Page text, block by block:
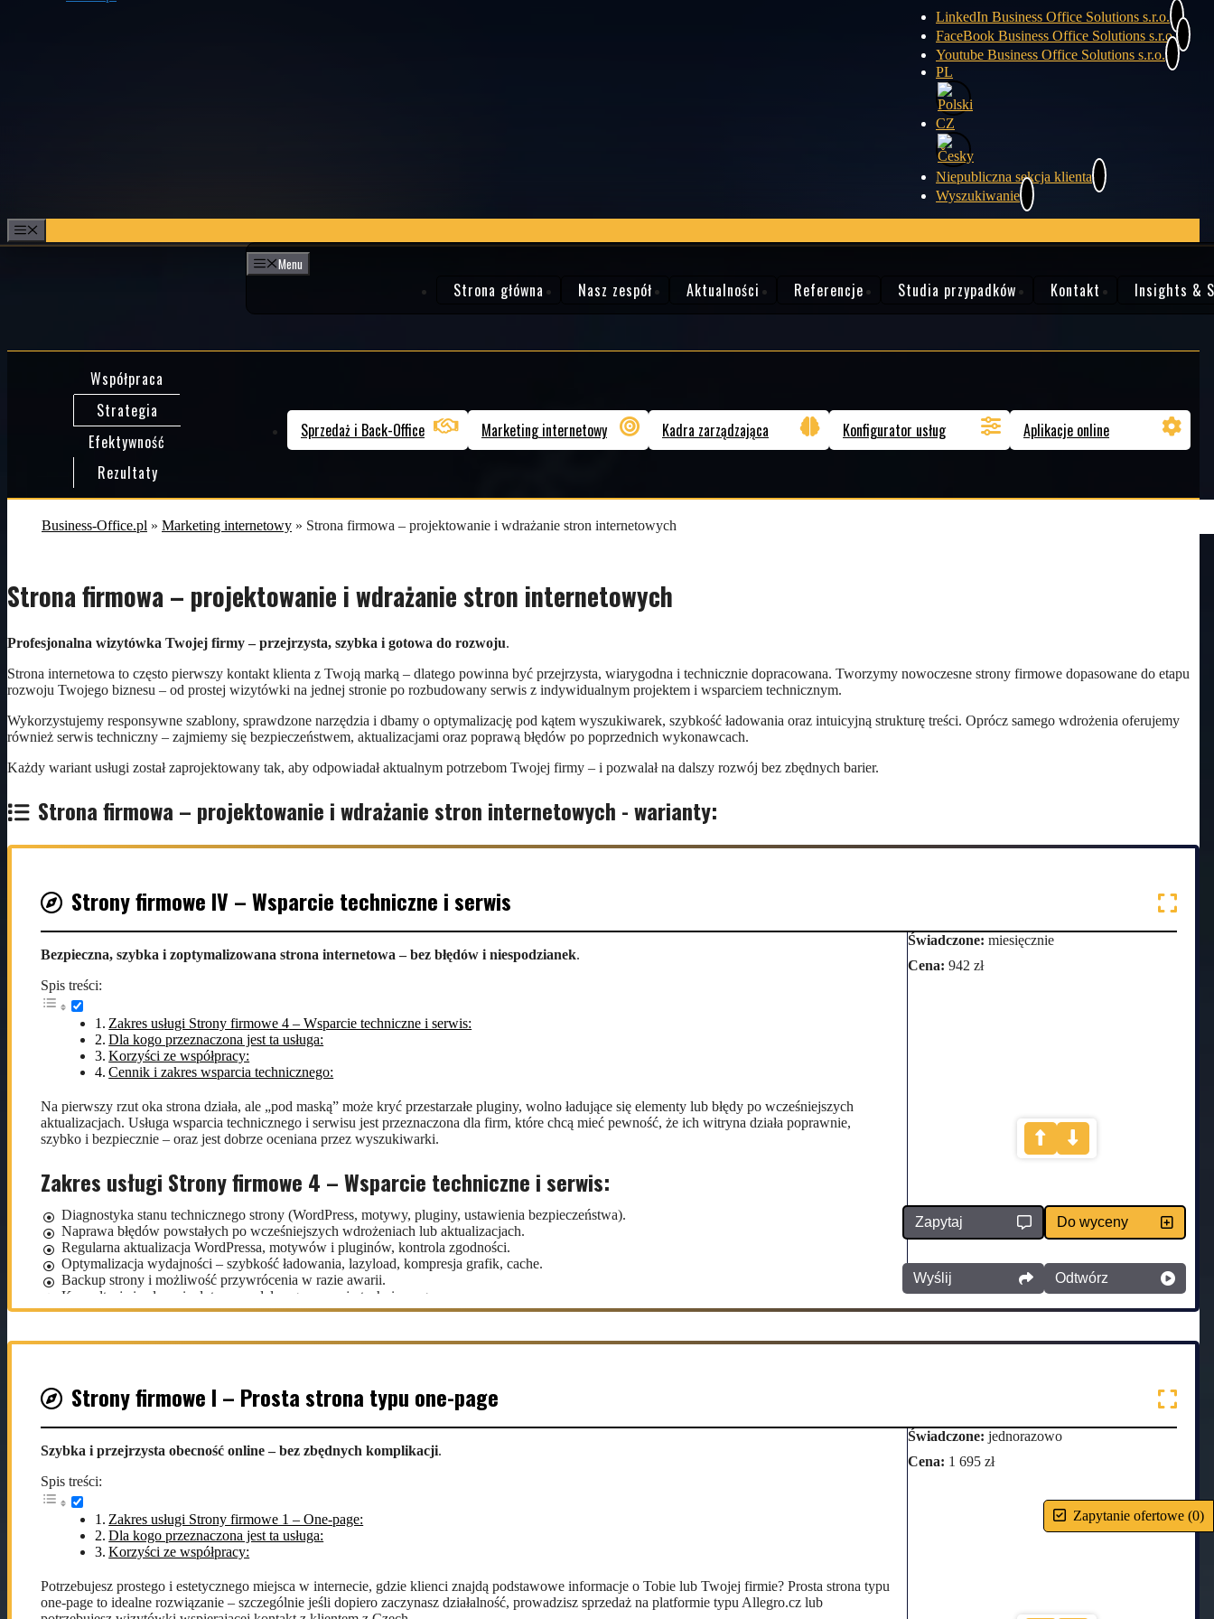
LinkedIn Business Office Solutions s.r.o.
FaceBook Business Office Solutions s.r.o.
Youtube Business Office Solutions s.r.o.
PL
CZ
Niepubliczna sekcja klienta
Wyszukiwanie
Menu
Strona główna Nasz zespół Aktualności Referencje Studia przypadków Kontakt Insights &
Współpraca
Strategia
Efektywność
Rezultaty
Sprzedaż i Back-Office Marketing internetowy Kadra zarządzająca Konfigurator usług Aplikacje online
Business-Office.pl » Marketing internetowy » Strona firmowa – projektowanie i wdrażanie stron internetowych
Strona firmowa – projektowanie i wdrażanie stron internetowych
Profesjonalna wizytówka Twojej firmy – przejrzysta, szybka i gotowa do rozwoju.
Strona internetowa to często pierwszy kontakt klienta z Twoją marką – dlatego powinna być przejrzysta, wiarygodna i technicznie dopracowana. Tworzymy nowoczesne strony firmowe dopasowane do etapu
rozwoju Twojego biznesu – od prostej wizytówki na jednej stronie po rozbudowany serwis z indywidualnym projektem i wsparciem technicznym.
Wykorzystujemy responsywne szablony, sprawdzone narzędzia i dbamy o optymalizację pod kątem wyszukiwarek, szybkość ładowania oraz intuicyjną strukturę treści. Oprócz samego wdrożenia oferujemy
również serwis techniczny – zajmiemy się bezpieczeństwem, aktualizacjami oraz poprawą błędów po poprzednich wykonawcach.
Każdy wariant usługi został zaprojektowany tak, aby odpowiadał aktualnym potrzebom Twojej firmy – i pozwalał na dalszy rozwój bez zbędnych barier.
Strona firmowa – projektowanie i wdrażanie stron internetowych - warianty:
Strony firmowe IV – Wsparcie techniczne i serwis
Bezpieczna, szybka i zoptymalizowana strona internetowa – bez błędów i niespodzianek.
Spis treści:
Zakres usługi Strony firmowe 4 – Wsparcie techniczne i serwis:
Dla kogo przeznaczona jest ta usługa:
Korzyści ze współpracy:
Cennik i zakres wsparcia technicznego:
Na pierwszy rzut oka strona działa, ale „pod maską” może kryć przestarzałe pluginy, wolno ładujące się elementy lub błędy po wcześniejszych
aktualizacjach. Usługa wsparcia technicznego i serwisu jest przeznaczona dla firm, które chcą mieć pewność, że ich witryna działa poprawnie,
szybko i bezpiecznie – oraz jest dobrze oceniana przez wyszukiwarki.
Zakres usługi Strony firmowe 4 – Wsparcie techniczne i serwis:
Diagnostyka stanu technicznego strony (WordPress, motywy, pluginy, ustawienia bezpieczeństwa).
Naprawa błędów powstałych po wcześniejszych wdrożeniach lub aktualizacjach.
Regularna aktualizacja WordPressa, motywów i pluginów, kontrola zgodności.
Optymalizacja wydajności – szybkość ładowania, lazyload, kompresja grafik, cache.
Backup strony i możliwość przywrócenia w razie awarii.
Konsultacje i zalecenia dotyczące dalszego rozwoju technicznego.
Dla kogo przeznaczona jest ta usługa:
Klienci, którzy odziedziczyli stronę po innym wykonawcy i chcą ją uporządkować.
Przedsiębiorcy, którzy potrzebują solidnego wsparcia technicznego bez zatrudniania informatyka.
Korzyści ze współpracy:
Szybsze ładowanie strony i lepsze wyniki w Google.
Mniejsze ryzyko awarii i utraty danych.
Regularna konserwacja bez angażowania zespołu wewnętrznego.
Możliwość stałej współpracy lub doraźnych interwencji.
Podstawowa cena obejmuje standardową konserwację i nadzór.
Wyślij Odtwórz
Świadczone: miesięcznie
Cena: 942 zł
Zapytaj Do wyceny
Strony firmowe I – Prosta strona typu one-page
Szybka i przejrzysta obecność online – bez zbędnych komplikacji.
Spis treści:
Zakres usługi Strony firmowe 1 – One-page:
Dla kogo przeznaczona jest ta usługa:
Korzyści ze współpracy:
Potrzebujesz prostego i estetycznego miejsca w internecie, gdzie klienci znajdą podstawowe informacje o Tobie lub Twojej firmie? Prosta strona typu
one-page to idealne rozwiązanie – szczególnie jeśli dopiero zaczynasz działalność, prowadzisz sprzedaż na platformie typu Allegro.cz lub
Świadczone: jednorazowo
Cena: 1 695 zł
Zapytanie ofertowe (0)